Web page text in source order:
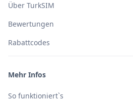
Über TurkSIM
Bewertungen
Rabattcodes
Mehr Infos
So funktioniert`s